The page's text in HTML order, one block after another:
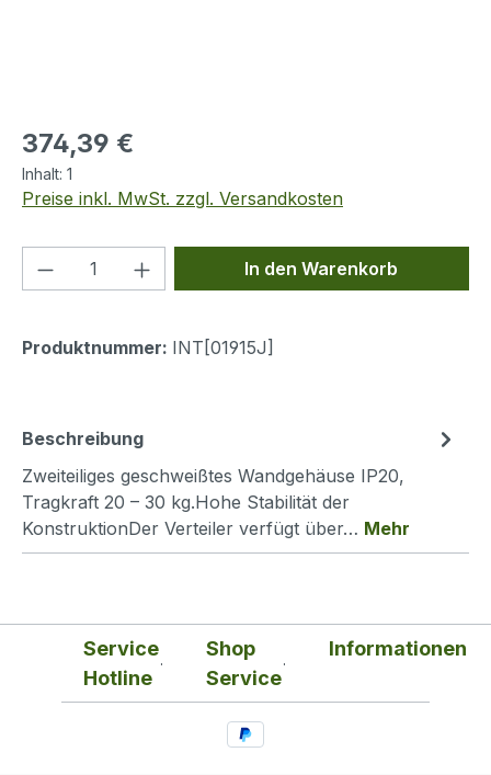
Regulärer Preis:
374,39 €
Inhalt: 1
Preise inkl. MwSt. zzgl. Versandkosten
Produkt Anzahl: Gib denIn den Warenkorb
Produktnummer: INT[01915J]
Beschreibung
Zweiteiliges geschweißtes Wandgehäuse IP20,
Tragkraft 20 – 30 kg.Hohe Stabilität der
KonstruktionDer Verteiler verfügt über… Mehr
Service
Hotline
Shop
Service
Informationen